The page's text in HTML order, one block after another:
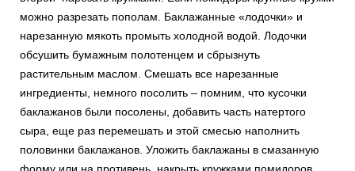
можно разрезать пополам. Баклажанные «лодочки» и
нарезанную мякоть промыть холодной водой. Лодочки
обсушить бумажным полотенцем и сбрызнуть
растительным маслом. Смешать все нарезанные
ингредиенты, немного посолить – помним, что кусочки
баклажанов были посолены, добавить часть натертого
сыра, еще раз перемешать и этой смесью наполнить
половинки баклажанов. Уложить баклажаны в смазанную